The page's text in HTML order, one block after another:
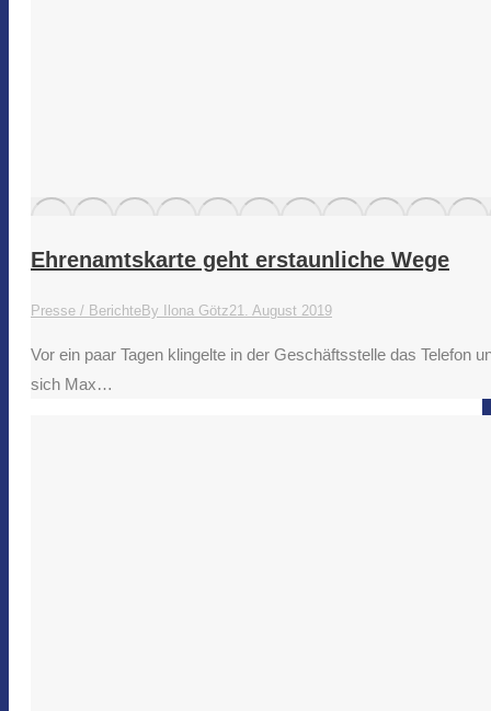
Ehrenamtskarte geht erstaunliche Wege
Presse / BerichteBy Ilona Götz21. August 2019
Vor ein paar Tagen klingelte in der Geschäftsstelle das Telefon
sich Max…